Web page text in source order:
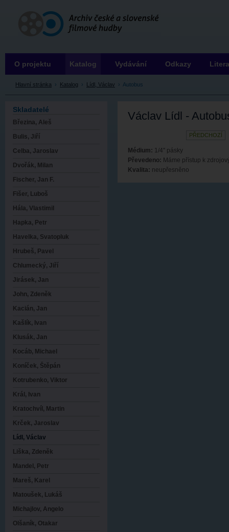
Archiv ČSFH
Václav Lídl -
PŘEDCHOZÍ
Médium: 1/4'' pásky
Převedeno: Máme přístup k
Kvalita: neupřesněno
Hlavní stránka › Katalog › Lídl, Václav › Autobus
O projektu Katalog Vydávání Odkazy
Skladatelé
Březina, Aleš
Bulis, Jiří
Celba, Jaroslav
Dvořák, Milan
Fischer, Jan F.
Fišer, Luboš
Hála, Vlastimil
Hapka, Petr
Havelka, Svatopluk
Hrubeš, Pavel
Chlumecký, Jiří
Jirásek, Jan
John, Zdeněk
Kacián, Jan
Kašlík, Ivan
Klusák, Jan
Kocáb, Michael
Koníček, Štěpán
Kotrubenko, Viktor
Král, Ivan
Kratochvíl, Martin
Krček, Jaroslav
Lídl, Václav
Liška, Zdeněk
Mandel, Petr
Mareš, Karel
Matoušek, Lukáš
Michajlov, Angelo
Olšaník, Otakar